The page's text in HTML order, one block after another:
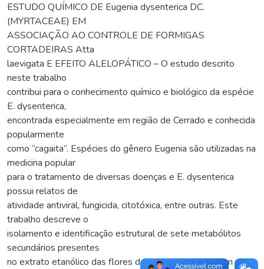
ESTUDO QUÍMICO DE Eugenia dysenterica DC.
(MYRTACEAE) EM
ASSOCIAÇÃO AO CONTROLE DE FORMIGAS
CORTADEIRAS Atta
laevigata E EFEITO ALELOPÁTICO – O estudo descrito
neste trabalho
contribui para o conhecimento químico e biológico da espécie
E. dysenterica,
encontrada especialmente em região de Cerrado e conhecida
popularmente
como “cagaita”. Espécies do gênero Eugenia são utilizadas na
medicina popular
para o tratamento de diversas doenças e E. dysenterica
possui relatos de
atividade antiviral, fungicida, citotóxica, entre outras. Este
trabalho descreve o
isolamento e identificação estrutural de sete metabólitos
secundários presentes
no extrato etanólico das flores de E. dysenterica, assim